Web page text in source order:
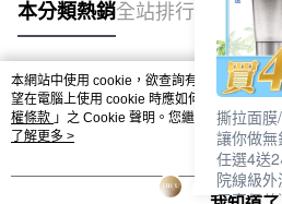
本分類熱銷全站排行
熱門標籤
本網站中使用 cookie，欲查詢有關本網站使用
望在電腦上使用 cookie 時應如何變更電腦的
權條款 」之 Cookie 聲明。您繼續使用本網站
用條款之 Cookie 聲明使用 cookie。
了解更多 >
撕拉面
讓你做無
任選4送
院線級
居家保養